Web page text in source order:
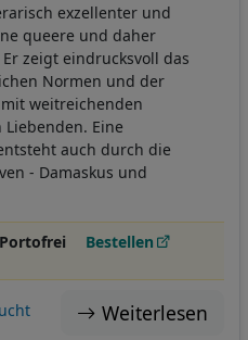
exzellenter und
queere und daher
zeigt eindrucksvoll das
Normen und der
weitreichenden
Eine
auch durch die
- Damaskus und
Bestellen
Weiterlesen